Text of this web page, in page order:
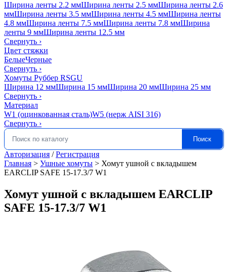
Ширина ленты 2.2 ммШирина ленты 2.5 ммШирина ленты 2.6
ммШирина ленты 3.5 ммШирина ленты 4.5 ммШирина ленты
4.8 ммШирина ленты 7.5 ммШирина ленты 7.8 ммШирина
ленты 9 ммШирина ленты 12.5 мм
Свернуть ›
Цвет стяжки
БелыеЧерные
Свернуть ›
Хомуты Руббер RSGU
Ширина 12 ммШирина 15 ммШирина 20 ммШирина 25 мм
Свернуть ›
Материал
W1 (оцинкованная сталь)W5 (нерж AISI 316)
Свернуть ›
Искать: Поиск
Авторизация /Регистрация
Главная > Ушные хомуты > Хомут ушной с вкладышем
EARCLIP SAFE 15-17.3/7 W1
Хомут ушной с вкладышем EARCLIP
SAFE 15-17.3/7 W1